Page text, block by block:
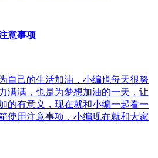
意事项
自己的生活加油，小编也每天很努
满满，也是为梦想加油的一天，让
的有意义，现在就和小编一起看一
使用注意事项，小编现在就和大家